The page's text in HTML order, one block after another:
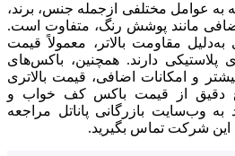
عوامل مختلفی ازجمله جنس، برند،
مانند پوشش رنگ، متفاوت است.
مقاومت بالاتر، معمولاً قیمت
دارند. همچنین، باکس‌های
و امکانات اضافی، قیمت بالاتری
دقیق از قیمت باکس کف خواب و
به وب‌سایت بازرگانی پاناتل مراجعه
این شرکت تماس بگیرید.